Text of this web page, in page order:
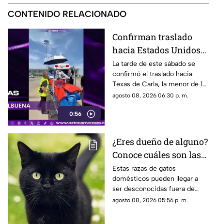
CONTENIDO RELACIONADO
0:56
Confirman traslado
hacia Estados Unidos
de menor que sufrió
quemadura en la
explosión de gas LP en
Cuernavaca
La tarde de este sábado se
confirmó el traslado hacia
Texas de Carla, la menor de 15
años que resultó gravemente
agosto 08, 2026 06:30 p. m.
¿Eres dueño de alguno?
Conoce cuáles son las
cinco razas más raras
de gatos domésticos en
todo el mundo
Estas razas de gatos
domésticos pueden llegar a
ser desconocidas fuera de
círculos especializados, y
agosto 08, 2026 05:56 p. m.